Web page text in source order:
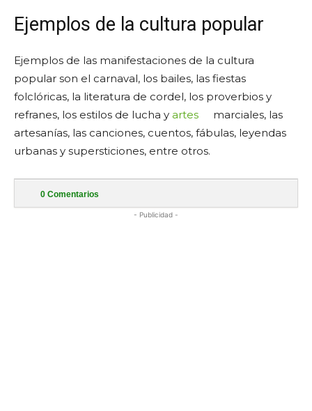
Ejemplos de la cultura popular
Ejemplos de las manifestaciones de la cultura
popular son el carnaval, los bailes, las fiestas
folclóricas, la literatura de cordel, los proverbios y
refranes, los estilos de lucha y artes
marciales, las
artesanías, las canciones, cuentos, fábulas, leyendas
urbanas y supersticiones, entre otros.
0 Comentarios
- Publicidad -